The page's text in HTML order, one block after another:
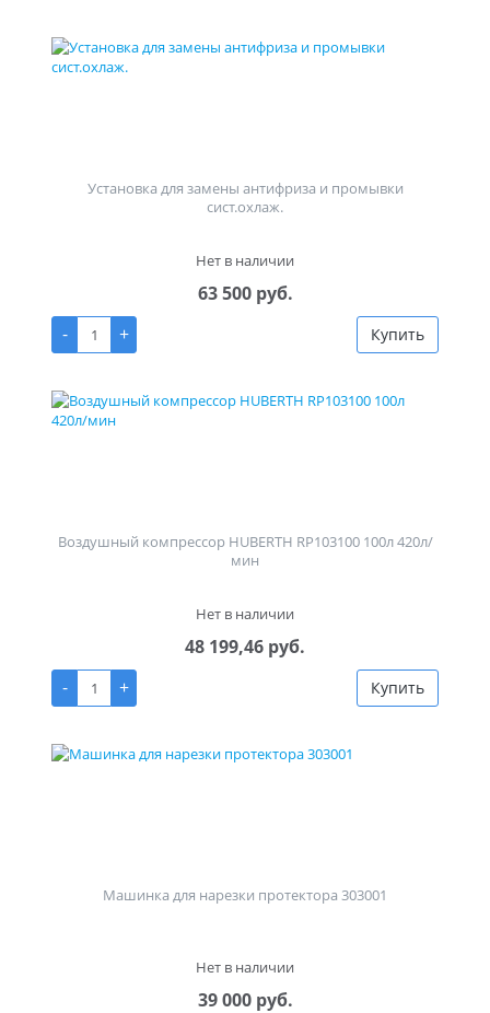
Установка для замены антифриза и промывки
сист.охлаж.
Нет в наличии
63 500 руб.
-
+ Купить
Воздушный компрессор HUBERTH RP103100 100л 420л/
мин
Нет в наличии
48 199,46 руб.
-
+ Купить
Машинка для нарезки протектора 303001
Нет в наличии
39 000 руб.